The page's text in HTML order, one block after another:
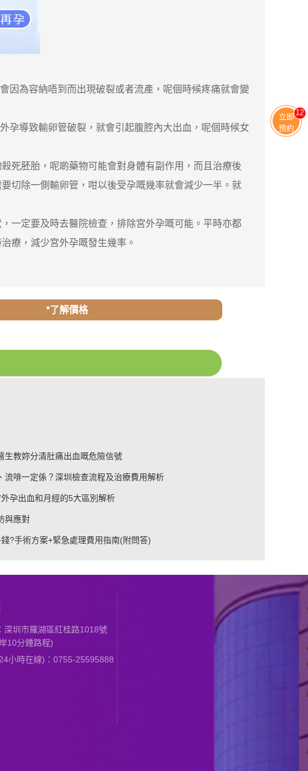
為容納唔到而出現破裂或者流產，呢個時候疼痛就會變
導致輸卵管破裂，就會引起腹腔內大出血，呢個時候女
胚胎，呢啲藥物可能會對身體有副作用，而且治療後
切除一側輸卵管，咁以後受孕嘅幾率就會減少一半。就
定要及時去醫院檢查，排除宮外孕嘅可能。平時亦都
治療，減少宮外孕嘅發生幾率。
*了解價格
生教妳分清肚痛出血嘅危險信號
流啡一定係？深圳檢查流程及治療費用解析
孕出血和月經的5大區別解析
與應對
?手術方案+緊急處理費用指南(附問答)
深圳市羅湖區紅桂路1018號
10分鍾路程)
小時在線)：0755-25595888
立即
預約
13